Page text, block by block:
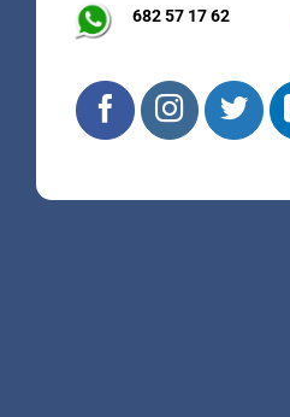
682 57 17 62